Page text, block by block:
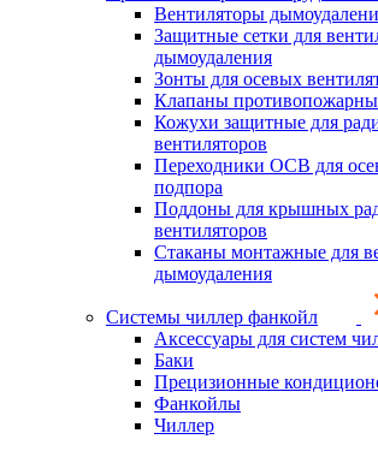
Вентиляторы
Защитные сетки для
дымоудаления
Зонты для осевых
Клапаны
Кожухи защитные для
вентиляторов
Переходники ОСВ для
подпора
Поддоны для крышных
вентиляторов
Стаканы монтажные для
дымоудаления
Системы чиллер фанкойл
Аксессуары для систем
Баки
Прецизионные
Фанкойлы
Чиллер